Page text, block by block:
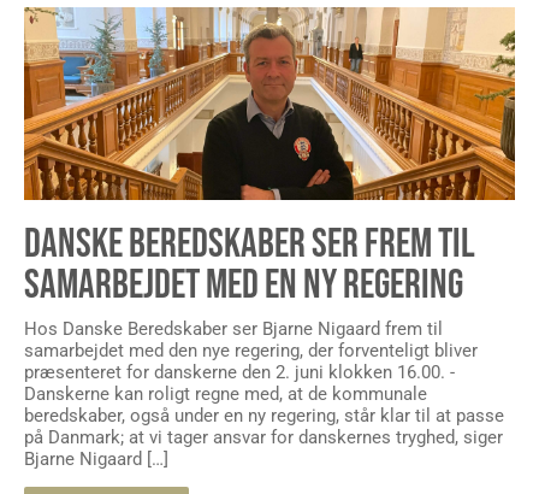
DANSKE BEREDSKABER SER FREM TIL
SAMARBEJDET MED EN NY REGERING
Hos Danske Beredskaber ser Bjarne Nigaard frem til
samarbejdet med den nye regering, der forventeligt bliver
præsenteret for danskerne den 2. juni klokken 16.00. -
Danskerne kan roligt regne med, at de kommunale
beredskaber, også under en ny regering, står klar til at passe
på Danmark; at vi tager ansvar for danskernes tryghed, siger
Bjarne Nigaard […]